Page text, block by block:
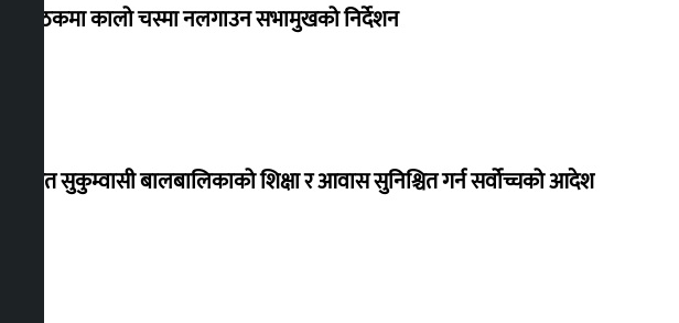
संसद् बैठकमा कालो चस्मा नलगाउन सभामुखको निर्देशन
विस्थापित सुकुम्वासी बालबालिकाको शिक्षा र आवास सुनिश्चित गर्न सर्वोच्चको आदेश